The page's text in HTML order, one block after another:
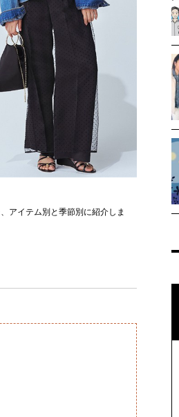
アイテム別と季節別に紹介しま